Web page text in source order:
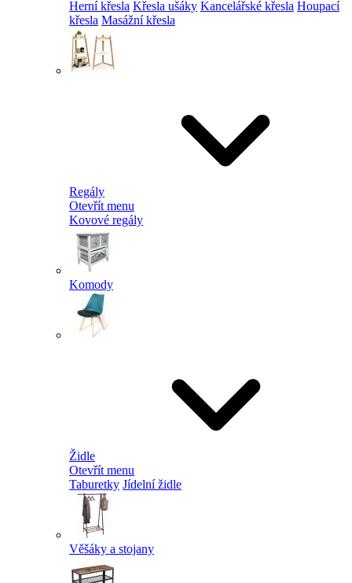
Herní křesla Křesla ušáky Kancelářské křesla Houpací
křesla Masážní křesla
Regály
Otevřít menu
Kovové regály
Komody
Židle
Otevřít menu
Taburetky Jídelní židle
Věšáky a stojany